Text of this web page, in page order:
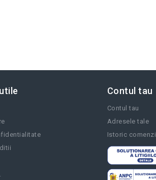
Contul tau
Contul tau
Adresele tale
Istoric comenzi